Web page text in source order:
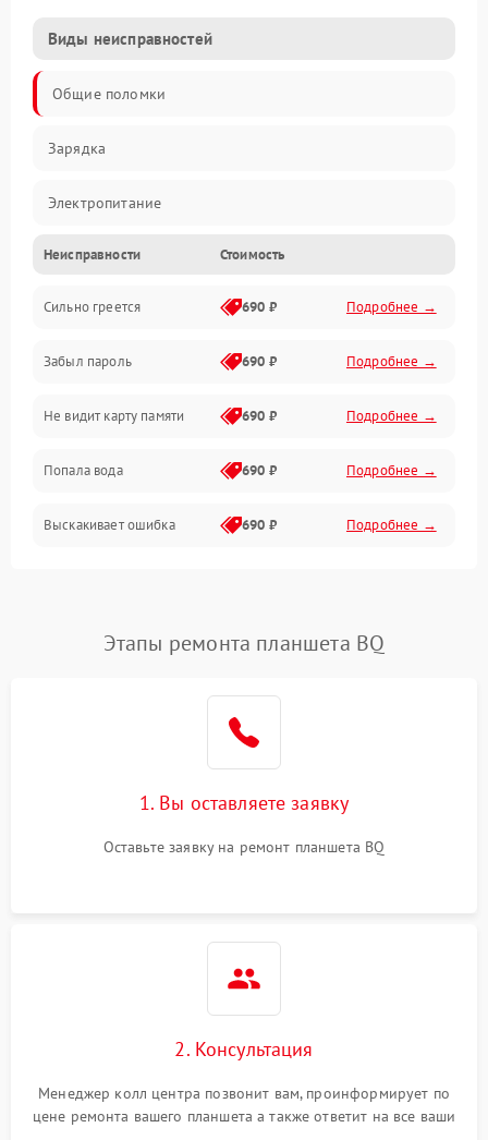
Виды неисправностей
Общие поломки
Зарядка
Электропитание
Экран и изображение
Дисплей
Экран (дисплей)
Связь
Разговор (микрофон, динамик)
Перегрев и нестабильная работа
Сеть и интернет
Память и данные
Режим работы
Питание и аккумулятор
Неисправности Стоимость
Сильно греется 690 ₽ Подробнее →
Забыл пароль 690 ₽ Подробнее →
Не видит карту памяти 690 ₽ Подробнее →
Попала вода 690 ₽ Подробнее →
Выскакивает ошибка 690 ₽ Подробнее →
Этапы ремонта планшета BQ
1. Вы оставляете заявку
Оставьте заявку на ремонт планшета BQ
2. Консультация
Менеджер колл центра позвонит вам, проинформирует по
цене ремонта вашего планшета а также ответит на все ваши